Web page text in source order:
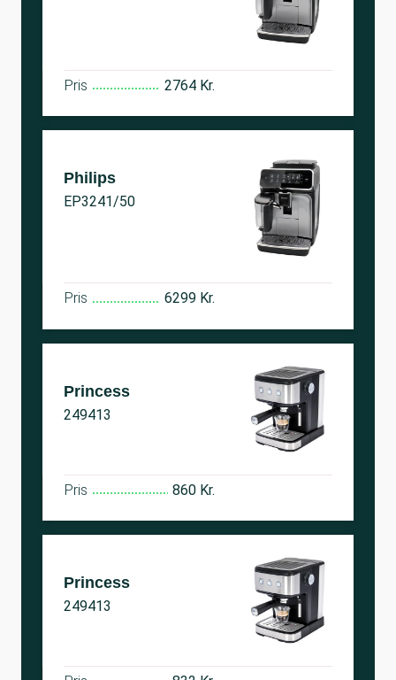
Pris 2764 Kr.
Philips
EP3241/50
Pris 6299 Kr.
Princess
249413
Pris 860 Kr.
Princess
249413